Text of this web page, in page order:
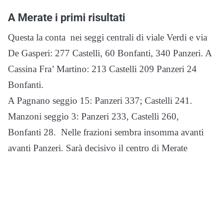
A Merate i primi risultati
Questa la conta nei seggi centrali di viale Verdi e via
De Gasperi: 277 Castelli, 60 Bonfanti, 340 Panzeri. A
Cassina Fra’ Martino: 213 Castelli 209 Panzeri 24
Bonfanti.
A Pagnano seggio 15: Panzeri 337; Castelli 241.
Manzoni seggio 3: Panzeri 233, Castelli 260,
Bonfanti 28. Nelle frazioni sembra insomma avanti
avanti Panzeri. Sarà decisivo il centro di Merate